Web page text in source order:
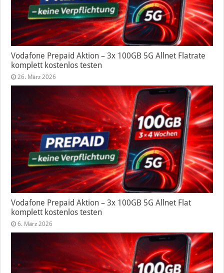
Vodafone Prepaid Aktion – 3x 100GB 5G Allnet Flatrate
komplett kostenlos testen
26. März 2026
Vodafone Prepaid Aktion – 3x 100GB 5G Allnet Flat
komplett kostenlos testen
6. März 2026